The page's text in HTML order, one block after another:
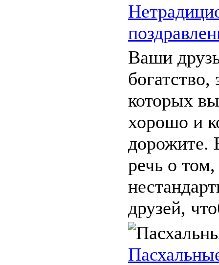
Ваши
которых
хорошо и
дорожите.
речь о том,
друзей,